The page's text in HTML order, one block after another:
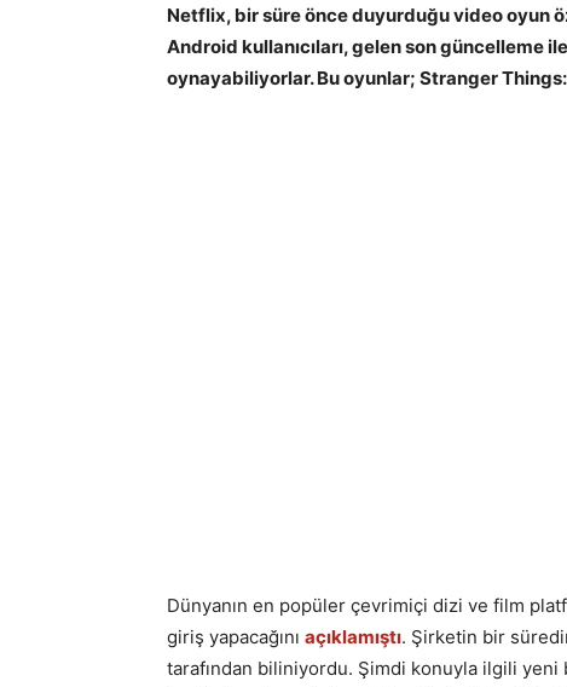
Netflix, bir süre önce duyurduğu video oyun
Android kullanıcıları, gelen son güncelleme
oynayabiliyorlar. Bu oyunlar; Stranger
Dünyanın en popüler çevrimiçi dizi ve film
giriş yapacağını açıklamıştı. Şirketin bir
tarafından biliniyordu. Şimdi konuyla ilgili yeni